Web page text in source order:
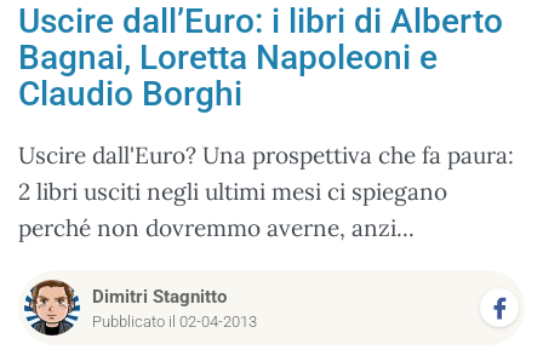
Uscire dall’Euro: i libri di Alberto
Bagnai, Loretta Napoleoni e
Claudio Borghi
Uscire dall'Euro? Una prospettiva che fa paura:
2 libri usciti negli ultimi mesi ci spiegano
perché non dovremmo averne, anzi...
Dimitri Stagnitto
Pubblicato il 02-04-2013